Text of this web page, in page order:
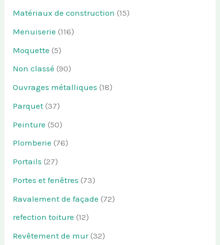
Matériaux de construction (15)
Menuiserie (116)
Moquette (5)
Non classé (90)
Ouvrages métalliques (18)
Parquet (37)
Peinture (50)
Plomberie (76)
Portails (27)
Portes et fenêtres (73)
Ravalement de façade (72)
refection toiture (12)
Revêtement de mur(32)